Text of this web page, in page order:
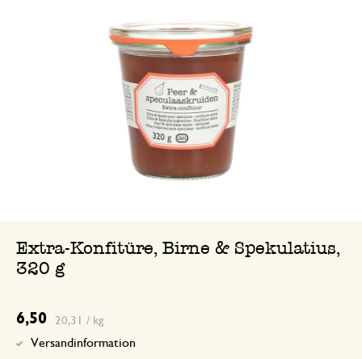
Extra-Konfitüre, Birne & Spekulatius,
320 g
6,50 20,31 / kg
Versandinformation